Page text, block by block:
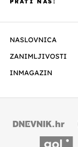
NASLOVNICA
ZANIMLJIVOSTI
INMAGAZIN